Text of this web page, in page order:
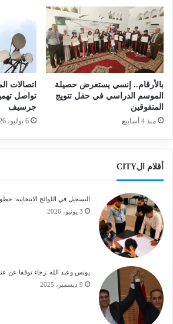
بالأرقام.. إنسي يستعرض حصيلة
الموسم الدراسي في حفل تتويج
المتفوقين
منذ 4 أسابيع
اتصالات
تواصل
جرسيف
6 يوليو، 2026
أقلام الCITY
التسجيل في اللوائح الانتخابية:
3 يونيو، 2026
يونس وعبد الله :رجاء توقفا عن
9 ديسمبر، 2025